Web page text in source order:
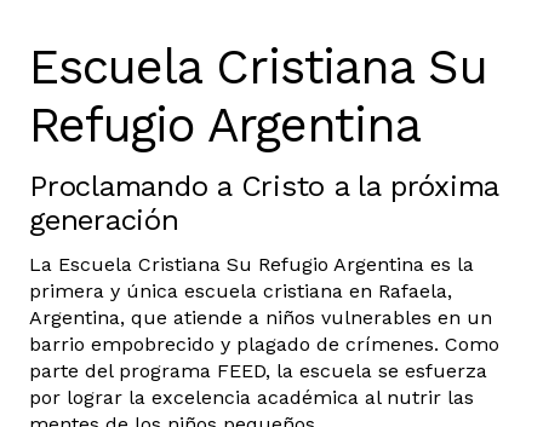
Escuela Cristiana Su
Refugio Argentina
Proclamando a Cristo a la próxima
generación
La Escuela Cristiana Su Refugio Argentina es la
primera y única escuela cristiana en Rafaela,
Argentina, que atiende a niños vulnerables en un
barrio empobrecido y plagado de crímenes. Como
parte del programa FEED, la escuela se esfuerza
por lograr la excelencia académica al nutrir las